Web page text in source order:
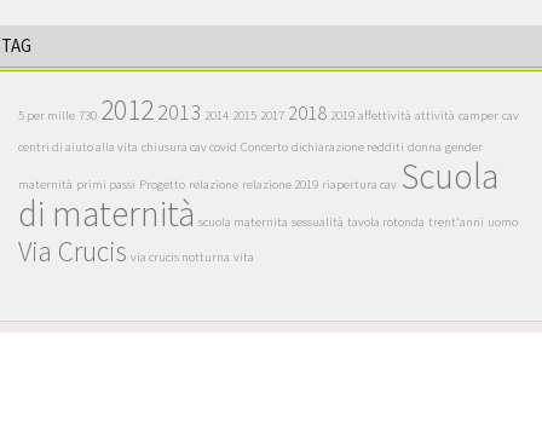
TAG
5 per mille 730 20122013 2014 2015 2017 2018 2019 affettività attività camper cav
centri di aiuto alla vita chiusura cav covid Concerto dichiarazione redditi donna gender
maternità primi passi Progetto relazione relazione 2019 riapertura cav Scuola
di maternità scuola maternita sessualità tavola rotonda trent'anni uomo
Via Crucis via crucis notturna vita